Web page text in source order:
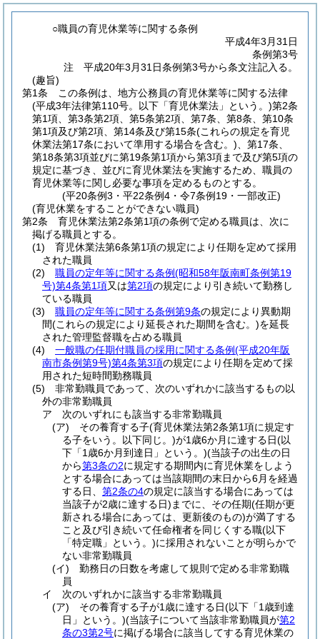
○職員の育児休業等に関する条例
平成4年3月31日
条例第3号
注 平成20年3月31日条例第3号から条文注記入る。
(趣旨)
第1条
この条例は、地方公務員の育児休業等に関する法律
(平成3年法律第110号。以下「育児休業法」という。)第2条
第1項、第3条第2項、第5条第2項、第7条、第8条、第10条
第1項及び第2項、第14条及び第15条(これらの規定を育児
休業法第17条において準用する場合を含む。) 、第17条、
第18条第3項並びに第19条第1項から第3項まで及び第5項の
規定に基づき、並びに育児休業法を実施するため、職員の
育児休業等に関し必要な事項を定めるものとする。
(平20条例3・平22条例4・令7条例19・一部改正)
(育児休業をすることができない職員)
第2条
育児休業法第2条第1項の条例で定める職員は、次に
掲げる職員とする。
(1)
育児休業法第6条第1項の規定により任期を定めて採用
された職員
(2)
職員の定年等に関する条例(昭和58年阪南町条例第19
号)第4条第1項又は第2項の規定により引き続いて勤務し
ている職員
(3)
職員の定年等に関する条例第9条の規定により異動期
間(これらの規定により延長された期間を含む。)を延長
された管理監督職を占める職員
(4)
一般職の任期付職員の採用に関する条例(平成20年阪
南市条例第9号)第4条第3項の規定により任期を定めて採
用された短時間勤務職員
(5)
非常勤職員であって、次のいずれかに該当するもの以
外の非常勤職員
ア
次のいずれにも該当する非常勤職員
(ア)
その養育する子(育児休業法第2条第1項に規定す
る子をいう。以下同じ。)が1歳6か月に達する日(以
下「1歳6か月到達日」という。)(当該子の出生の日
から第3条の2に規定する期間内に育児休業をしよう
とする場合にあっては当該期間の末日から6月を経過
する日、第2条の4の規定に該当する場合にあっては
当該子が2歳に達する日) までに、その任期(任期が更
新される場合にあっては、更新後のもの)が満了する
こと及び引き続いて任命権者を同じくする職(以下
「特定職」という。)に採用されないことが明らかで
ない非常勤職員
(イ)
勤務日の日数を考慮して規則で定める非常勤職
員
イ
次のいずれかに該当する非常勤職員
(ア)
その養育する子が1歳に達する日(以下「1歳到達
日」という。)(当該子について当該非常勤職員が第2
条の3第2号に掲げる場合に該当してする育児休業の